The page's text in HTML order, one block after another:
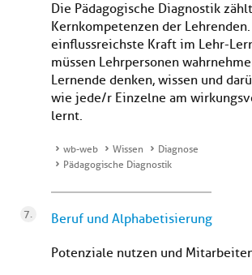
Die Pädagogische Diagnostik
Kernkompetenzen der
einflussreichste Kraft im Lehr-
müssen Lehrpersonen
Lernende denken, wissen und
wie jede/r Einzelne am
lernt.
wb-web Wissen
Diagnose
Pädagogische Diagnostik
Beruf und Alphabetisierung
Potenziale nutzen und